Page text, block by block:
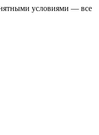
условиями — все